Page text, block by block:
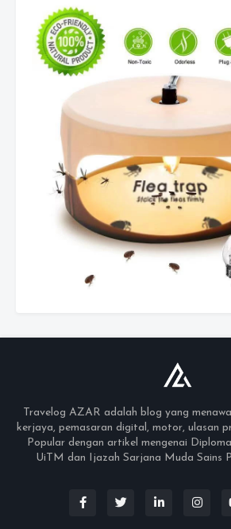
Travelog AZAR adalah blog yang
kerjaya, pemasaran digital, motor, ulasan
Popular dengan artikel mengenai
UiTM dan Ijazah Sarjana Muda Sains